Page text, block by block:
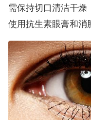
需保持切口清洁干燥
使用抗生素眼膏和消